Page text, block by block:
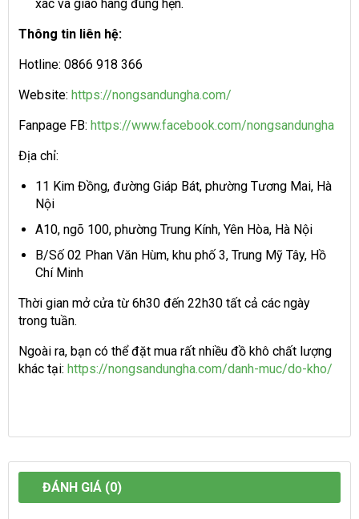
xác và giao hàng đúng hẹn.
Thông tin liên hệ:
Hotline: 0866 918 366
Website: https://nongsandungha.com/
Fanpage FB: https://www.facebook.com/nongsandungha
Địa chỉ:
11 Kim Đồng, đường Giáp Bát, phường Tương Mai, Hà
Nội
A10, ngõ 100, phường Trung Kính, Yên Hòa, Hà Nội
B/Số 02 Phan Văn Hùm, khu phố 3, Trung Mỹ Tây, Hồ
Chí Minh
Thời gian mở cửa từ 6h30 đến 22h30 tất cả các ngày
trong tuần.
Ngoài ra, bạn có thể đặt mua rất nhiều đồ khô chất lượng
khác tại: https://nongsandungha.com/danh-muc/do-kho/
ĐÁNH GIÁ (0)